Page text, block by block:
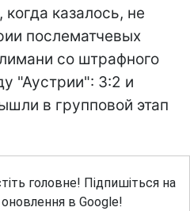
казалось, не
послематчевых
со штрафного
"Аустрии": 3:2 и
в групповой этап
головне! Підпишіться на
оновлення в Google!